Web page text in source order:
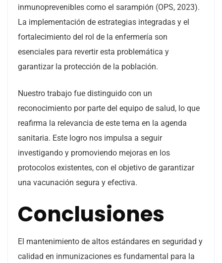
inmunoprevenibles como el sarampión (OPS, 2023).
La implementación de estrategias integradas y el
fortalecimiento del rol de la enfermería son
esenciales para revertir esta problemática y
garantizar la protección de la población.
Nuestro trabajo fue distinguido con un
reconocimiento por parte del equipo de salud, lo que
reafirma la relevancia de este tema en la agenda
sanitaria. Este logro nos impulsa a seguir
investigando y promoviendo mejoras en los
protocolos existentes, con el objetivo de garantizar
una vacunación segura y efectiva.
Conclusiones
El mantenimiento de altos estándares en seguridad y
calidad en inmunizaciones es fundamental para la